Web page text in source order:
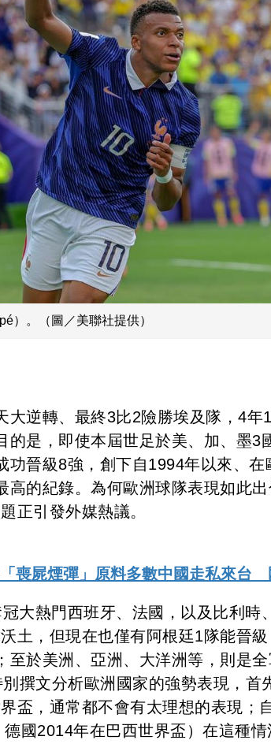
）。（圖／美聯社提供）
大逆轉、最終3比2險勝埃及隊，4年
的是，即使本屆世足於美、加、墨3
功晉級8強，創下自1994年以來、
高的紀錄。為何歐洲球隊表現如此
正引發外媒熱議。
喪屍煙彈」原料多數中國走私來台
大熱門西班牙、法國，以及比利時
土，但現在也僅有阿根廷1隊能晉
至於美洲、亞洲、大洋洲等，則是
撰文分析歐洲國家的強勢表現，首
盃，通常都不會有太理想的表現；
國2014年在巴西世界盃）在這種情